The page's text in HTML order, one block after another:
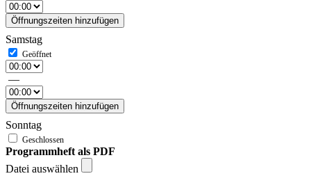
Öffnungszeiten hinzufügen
Samstag
—
Öffnungszeiten hinzufügen
Sonntag
Programmheft als PDF
Datei auswählen